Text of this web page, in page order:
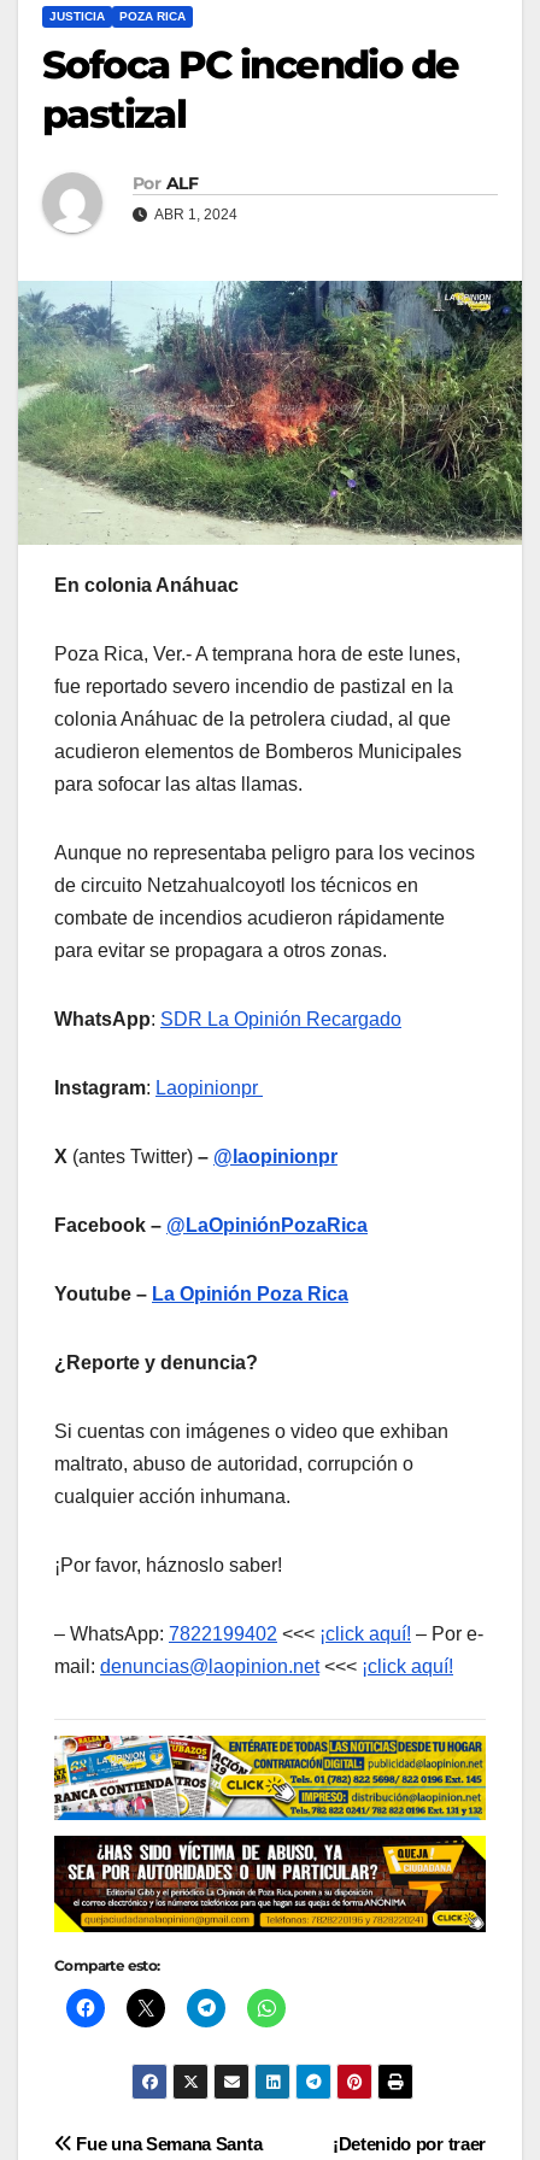
JUSTICIA POZA RICA
Sofoca PC incendio de
pastizal
Por ALF
ABR 1, 2024
En colonia Anáhuac
Poza Rica, Ver.- A temprana hora de este lunes,
fue reportado severo incendio de pastizal en la
colonia Anáhuac de la petrolera ciudad, al que
acudieron elementos de Bomberos Municipales
para sofocar las altas llamas.
Aunque no representaba peligro para los vecinos
de circuito Netzahualcoyotl los técnicos en
combate de incendios acudieron rápidamente
para evitar se propagara a otros zonas.
WhatsApp: SDR La Opinión Recargado
Instagram: Laopinionpr
X (antes Twitter) – @laopinionpr
Facebook – @LaOpiniónPozaRica
Youtube – La Opinión Poza Rica
¿Reporte y denuncia?
Si cuentas con imágenes o video que exhiban
maltrato, abuso de autoridad, corrupción o
cualquier acción inhumana.
¡Por favor, háznoslo saber!
– WhatsApp: 7822199402 <<< ¡click aquí! – Por e-
mail: denuncias@laopinion.net<<< ¡click aquí!
Comparte esto:
Navegación ¡Detenido por traer
Fue una Semana Santa